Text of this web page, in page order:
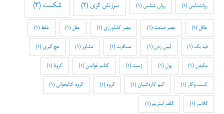
روانشناسی (1) روان شناسی (1) سرزنش گری (2) شکست (3)
عاقل (1) عصر صنعت (1) عصر کشاورزی (1) عقل (1) غلط (1)
فید بک(1) لیس زدن (1) مسافرت (1) مشاور (1) مچ گیری (1)
مکیدن (1) پول (1) ژست (1) کتاب خواندن (1) کرونا (1)
کسب وکار (1) کیم کارداشیان (1) گروه (1) گروه کتابخوانی (1)
گلاسر (1) گلف استریم (1)